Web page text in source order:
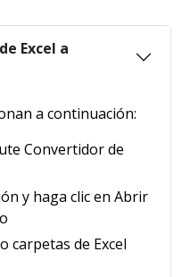
Excel a
a continuación:
Convertidor de
y haga clic en Abrir
carpetas de Excel